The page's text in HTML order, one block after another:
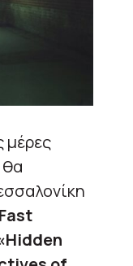
μέρες
θα